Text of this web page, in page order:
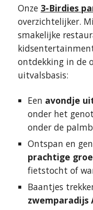
Onze 3-Birdies
overzichtelijker.
smakelijke
ontdekking in de
uitvalsbasis:
Een avondje
onder het
onder de
Ontspan en
prachtige
fietstocht of
Baantjes
zwemparadijs